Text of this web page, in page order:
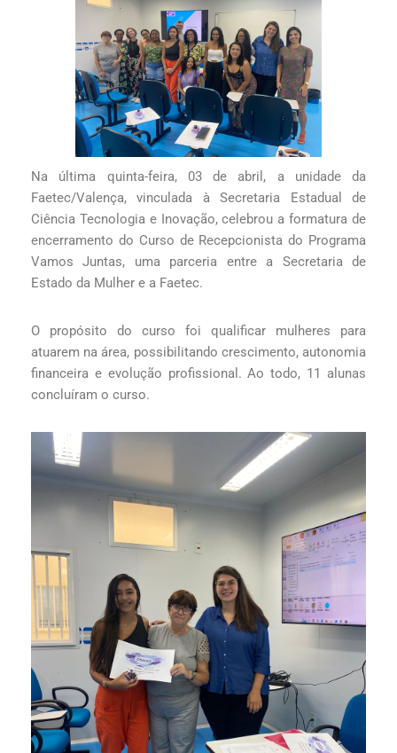
Na última quinta-feira, 03 de abril, a unidade da
Faetec/Valença, vinculada à Secretaria Estadual de
Ciência Tecnologia e Inovação, celebrou a formatura de
encerramento do Curso de Recepcionista do Programa
Vamos Juntas, uma parceria entre a Secretaria de
Estado da Mulher e a Faetec.
O propósito do curso foi qualificar mulheres para
atuarem na área, possibilitando crescimento, autonomia
financeira e evolução profissional. Ao todo, 11 alunas
concluíram o curso.